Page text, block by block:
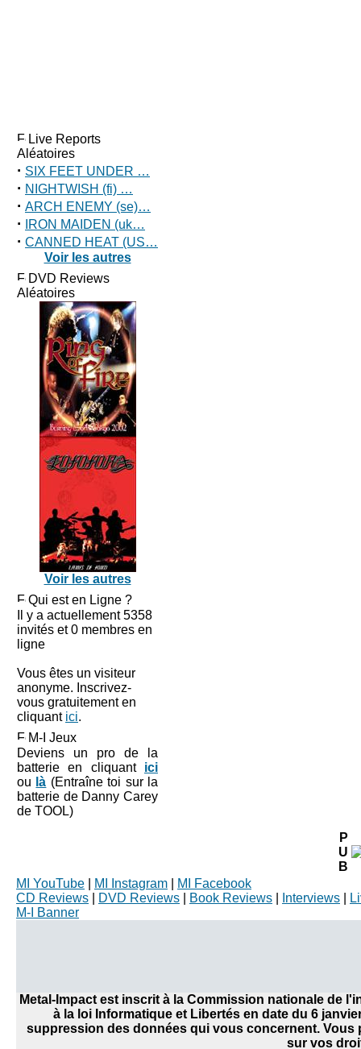
Live Reports
Aléatoires
· SIX FEET UNDER …
· NIGHTWISH (fi) …
· ARCH ENEMY (se)…
· IRON MAIDEN (uk…
· CANNED HEAT (US…
Voir les autres
DVD Reviews
Aléatoires
Voir les autres
Qui est en Ligne ?
Il y a actuellement 5358
invités et 0 membres en
ligne
Vous êtes un visiteur
anonyme. Inscrivez-
vous gratuitement en
cliquant ici.
M-I Jeux
Deviens un pro de la
batterie en cliquant ici
ou là (Entraîne toi sur la
batterie de Danny Carey
de TOOL)
P
U
B
MI YouTube
MI Instagram
MI Facebook
CD Reviews
DVD Reviews Book Reviews Interviews
M-I Banner
Metal-Impact est inscrit à la Commission nationale de
à la loi Informatique et Libertés en date du 6
suppression des données qui vous concernent.
sur vos